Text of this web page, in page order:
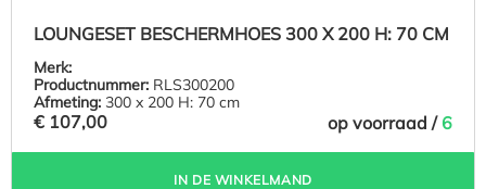
LOUNGESET BESCHERMHOES 300 X 200 H: 70 CM
Merk:
Productnummer: RLS300200
Afmeting: 300 x 200 H: 70 cm
€ 107,00 op voorraad / 6
IN DE WINKELMAND